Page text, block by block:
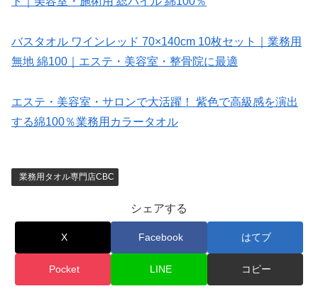
バスタオル ワインレッド 70×140cm 10枚セット｜業務用
無地 綿100｜エステ・美容室・整骨院に最適
エステ・美容室・サロンで大活躍！ 紫色で高級感を演出
する綿100％業務用カラータオル
業務用タオル専門店CBC
シェアする
X Facebook はてブ
Pocket LINE コピー